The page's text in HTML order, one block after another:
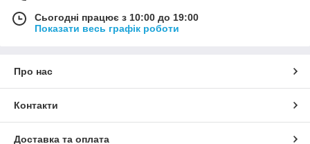
Сьогодні працює з 10:00 до 19:00
Показати весь графік роботи
Про нас
Контакти
Доставка та оплата